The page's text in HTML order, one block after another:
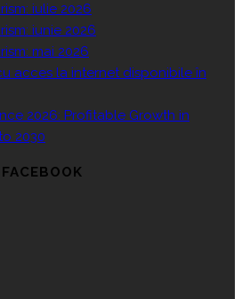
iulie 2026
iunie 2026
mai 2026
acces la internet disponibile în
2026: Profitable Growth in
2030